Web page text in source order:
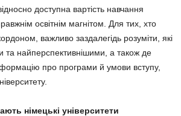
доступна вартість навчання
освітнім магнітом. Для тих, хто
важливо заздалегідь розуміти, які
та найперспективнішими, а також де
про програми й умови вступу,
німецькі університети